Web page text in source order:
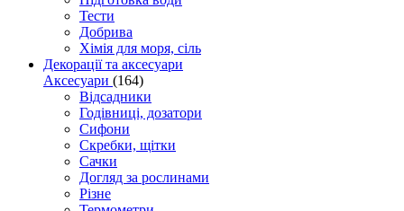
Тести
Добрива
Хімія для моря, сіль
Декорації та аксесуари
Аксесуари (164)
Відсадники
Годівниці, дозатори
Сифони
Скребки, щітки
Сачки
Догляд за рослинами
Різне